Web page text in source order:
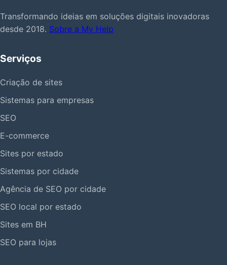
Transformando ideias em soluções digitais inovadoras
desde 2018. Sobre a My Help
Serviços
Criação de sites
Sistemas para empresas
SEO
E-commerce
Sites por estado
Sistemas por cidade
Agência de SEO por cidade
SEO local por estado
Sites em BH
SEO para lojas